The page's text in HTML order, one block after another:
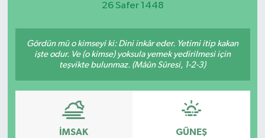
26 Safer 1448
Gördün mü o kimseyi ki: Dini inkâr eder. Yetimi itip kakan
işte odur. Ve (o kimse) yoksula yemek yedirilmesi için
teşvikte bulunmaz. (Mâûn Sûresi, 1-2-3)
İMSAK GÜNEŞ
Son Dakika Haberleri
Haber Arşivi